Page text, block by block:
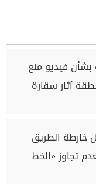
فيديو منع
آثار سقارة
خارطة الطريق
تجاوز «الخط